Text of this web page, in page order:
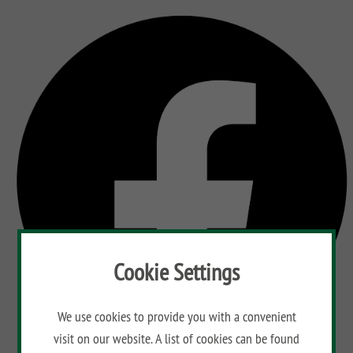
Cookie Settings
We use cookies to provide you with a convenient
visit on our website. A list of cookies can be found